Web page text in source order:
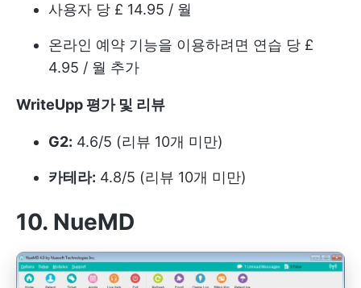
사용자 당 £ 14.95 / 월
온라인 예약 기능을 이용하려면 연습 당 £
4.95 / 월 추가
WriteUpp 평가 및 리뷰
G2: 4.6/5 (리뷰 10개 미만)
카테라: 4.8/5 (리뷰 10개 미만)
10. NueMD